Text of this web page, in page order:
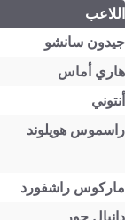
اللاعب
جيدون سانشو
هاري أماس
أنتوني
راسموس هويلوند
ماركوس راشفورد
دانيال جور